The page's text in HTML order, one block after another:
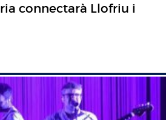
connectarà Llofriu i